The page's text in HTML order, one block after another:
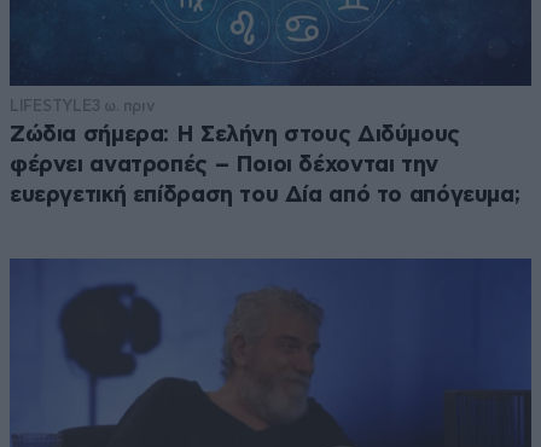
LIFESTYLE3 ω. πριν
Ζώδια σήμερα: Η Σελήνη στους Διδύμους
φέρνει ανατροπές – Ποιοι δέχονται την
ευεργετική επίδραση του Δία από το απόγευμα;